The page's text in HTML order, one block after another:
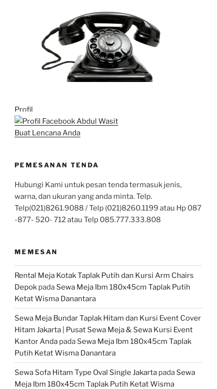
Profil
Buat Lencana Anda
PEMESANAN TENDA
Hubungi Kami untuk pesan tenda termasuk jenis,
warna, dan ukuran yang anda minta. Telp.
Telp(021)8261.9088 / Telp (021)8260.1199 atau Hp 087
-877- 520- 712 atau Telp 085.777.333.808
MEMESAN
Rental Meja Kotak Taplak Putih dan Kursi Arm Chairs
Depok pada Sewa Meja Ibm 180x45cm Taplak Putih
Ketat Wisma Danantara
Sewa Meja Bundar Taplak Hitam dan Kursi Event Cover
Hitam Jakarta | Pusat Sewa Meja & Sewa Kursi Event
Kantor Anda pada Sewa Meja Ibm 180x45cm Taplak
Putih Ketat Wisma Danantara
Sewa Sofa Hitam Type Oval Single Jakarta pada Sewa
Meja Ibm 180x45cm Taplak Putih Ketat Wisma